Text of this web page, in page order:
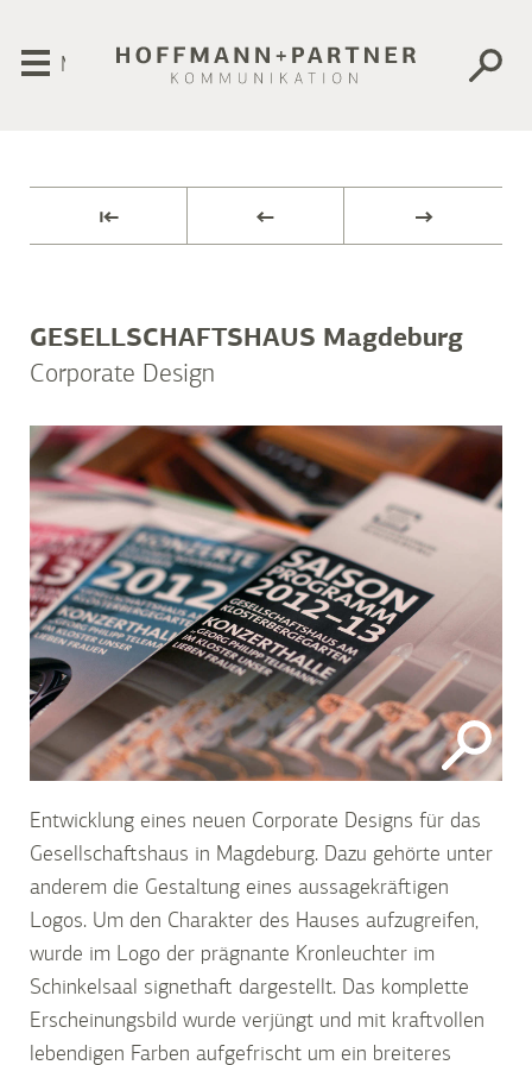
Menü
⇤ ← →
GESELLSCHAFTSHAUS Magdeburg
Corporate Design
Entwicklung eines neuen Corporate Designs für das
Gesellschaftshaus in Magdeburg. Dazu gehörte unter
anderem die Gestaltung eines aussagekräftigen
Logos. Um den Charakter des Hauses aufzugreifen,
wurde im Logo der prägnante Kronleuchter im
Schinkelsaal signethaft dargestellt. Das komplette
Erscheinungsbild wurde verjüngt und mit kraftvollen
lebendigen Farben aufgefrischt um ein breiteres